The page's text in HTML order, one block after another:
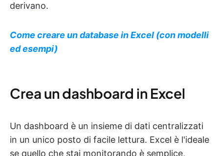
derivano.
Come creare un database in Excel (con modelli
ed esempi)
Crea un dashboard in Excel
Un dashboard è un insieme di dati centralizzati
in un unico posto di facile lettura. Excel è l'ideale
se quello che stai monitorando è semplice,